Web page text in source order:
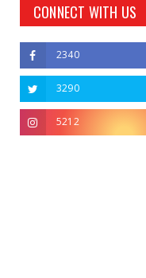
CONNECT WITH US
2340
3290
5212